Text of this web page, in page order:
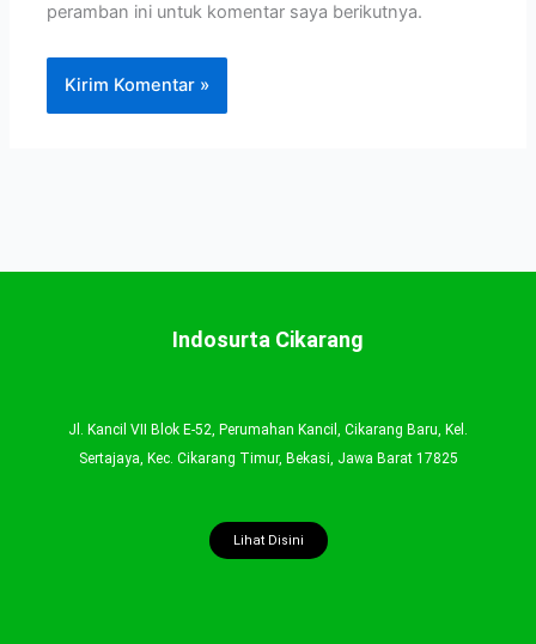
peramban ini untuk komentar saya berikutnya.
Indosurta Cikarang
Jl. Kancil VII Blok E-52, Perumahan Kancil, Cikarang Baru, Kel.
Sertajaya, Kec. Cikarang Timur, Bekasi, Jawa Barat 17825
Lihat Disini